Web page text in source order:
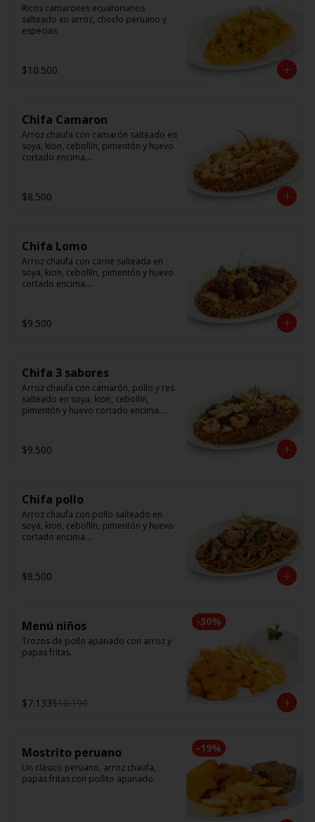
Ricos camarones ecuatorianos
salteado en arroz, choclo peruano y
especias
$10.500
Chifa Camaron
Arroz chaufa con camarón salteado en
soya, kion, cebollín, pimentón y huevo
cortado encima.
soya, cebollín, tomate y cebolla
morada.
$8.500
Chifa Lomo
Arroz chaufa con carne salteada en
soya, kion, cebollín, pimentón y huevo
cortado encima.
cebollín, tomate y cebolla morada.
$9.500
Chifa 3 sabores
Arroz chaufa con camarón, pollo y res
salteado en soya, kion, cebollín,
pimentón y huevo cortado encima.
salteado en soya, cebollín, tomate y
cebolla morada.
$9.500
Chifa pollo
Arroz chaufa con pollo salteado en
soya, kion, cebollín, pimentón y huevo
cortado encima.
cebollín, tomate y cebolla morada.
$8.500
-30%
Menú niños
Trozos de pollo apanado con arroz y
papas fritas.
$7.133$10.190
-19%
Mostrito peruano
Un clásico peruano, arroz chaufa,
papas fritas con pollito apanado.